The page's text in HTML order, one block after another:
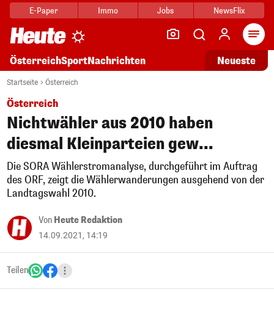
E-Paper Immo Jobs NewsFlix
ÖsterreichSportNachrichten Neueste
Startseite Österreich
Österreich
Nichtwähler aus 2010 haben
diesmal Kleinparteien gew...
Die SORA Wählerstromanalyse, durchgeführt im Auftrag
des ORF, zeigt die Wählerwanderungen ausgehend von der
Landtagswahl 2010.
Von Heute Redaktion
14.09.2021, 14:19
Teilen